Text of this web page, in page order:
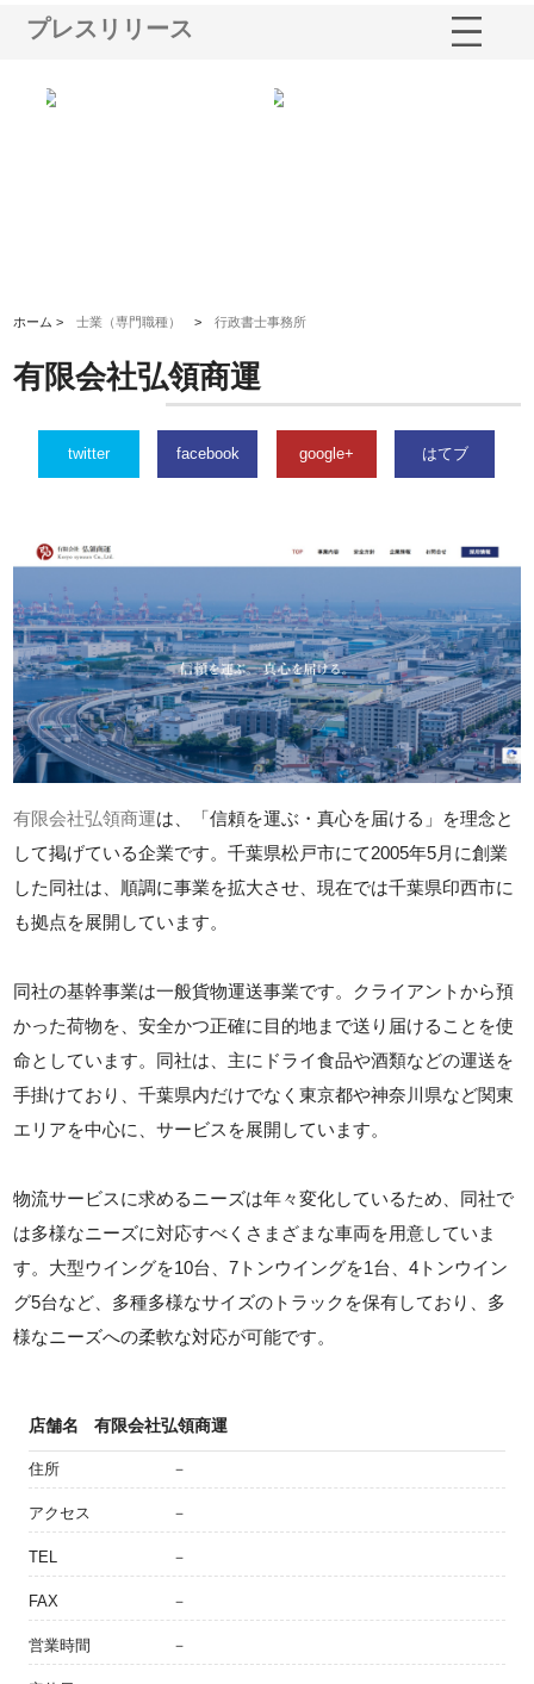
プレスリリース
ホーム >士業（専門職種） >行政書士事務所
有限会社弘領商運
twitter facebook google+ はてブ
有限会社弘領商運は、「信頼を運ぶ・真心を届ける」を理念と
して掲げている企業です。千葉県松戸市にて2005年5月に創業
した同社は、順調に事業を拡大させ、現在では千葉県印西市に
も拠点を展開しています。
同社の基幹事業は一般貨物運送事業です。クライアントから預
かった荷物を、安全かつ正確に目的地まで送り届けることを使
命としています。同社は、主にドライ食品や酒類などの運送を
手掛けており、千葉県内だけでなく東京都や神奈川県など関東
エリアを中心に、サービスを展開しています。
物流サービスに求めるニーズは年々変化しているため、同社で
は多様なニーズに対応すべくさまざまな車両を用意していま
す。大型ウイングを10台、7トンウイングを1台、4トンウイン
グ5台など、多種多様なサイズのトラックを保有しており、多
様なニーズへの柔軟な対応が可能です。
店舗名 有限会社弘領商運
住所 －
アクセス －
TEL －
FAX －
営業時間 －